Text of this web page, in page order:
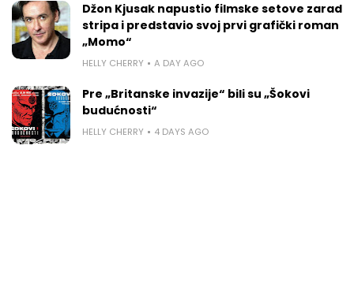
Džon Kjusak napustio filmske setove zarad
stripa i predstavio svoj prvi grafički roman
„Momo“
HELLY CHERRY A DAY AGO
Pre „Britanske invazije“ bili su „Šokovi
budućnosti“
HELLY CHERRY 4 DAYS AGO